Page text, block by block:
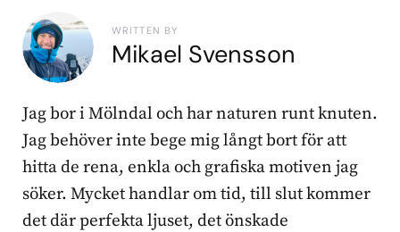
WRITTEN BY
Mikael Svensson
Jag bor i Mölndal och har naturen runt knuten.
Jag behöver inte bege mig långt bort för att
hitta de rena, enkla och grafiska motiven jag
söker. Mycket handlar om tid, till slut kommer
det där perfekta ljuset, det önskade